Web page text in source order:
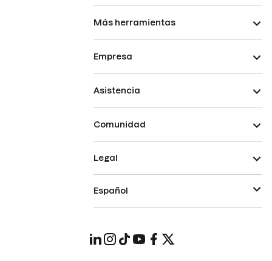
Más herramientas
Empresa
Asistencia
Comunidad
Legal
Español